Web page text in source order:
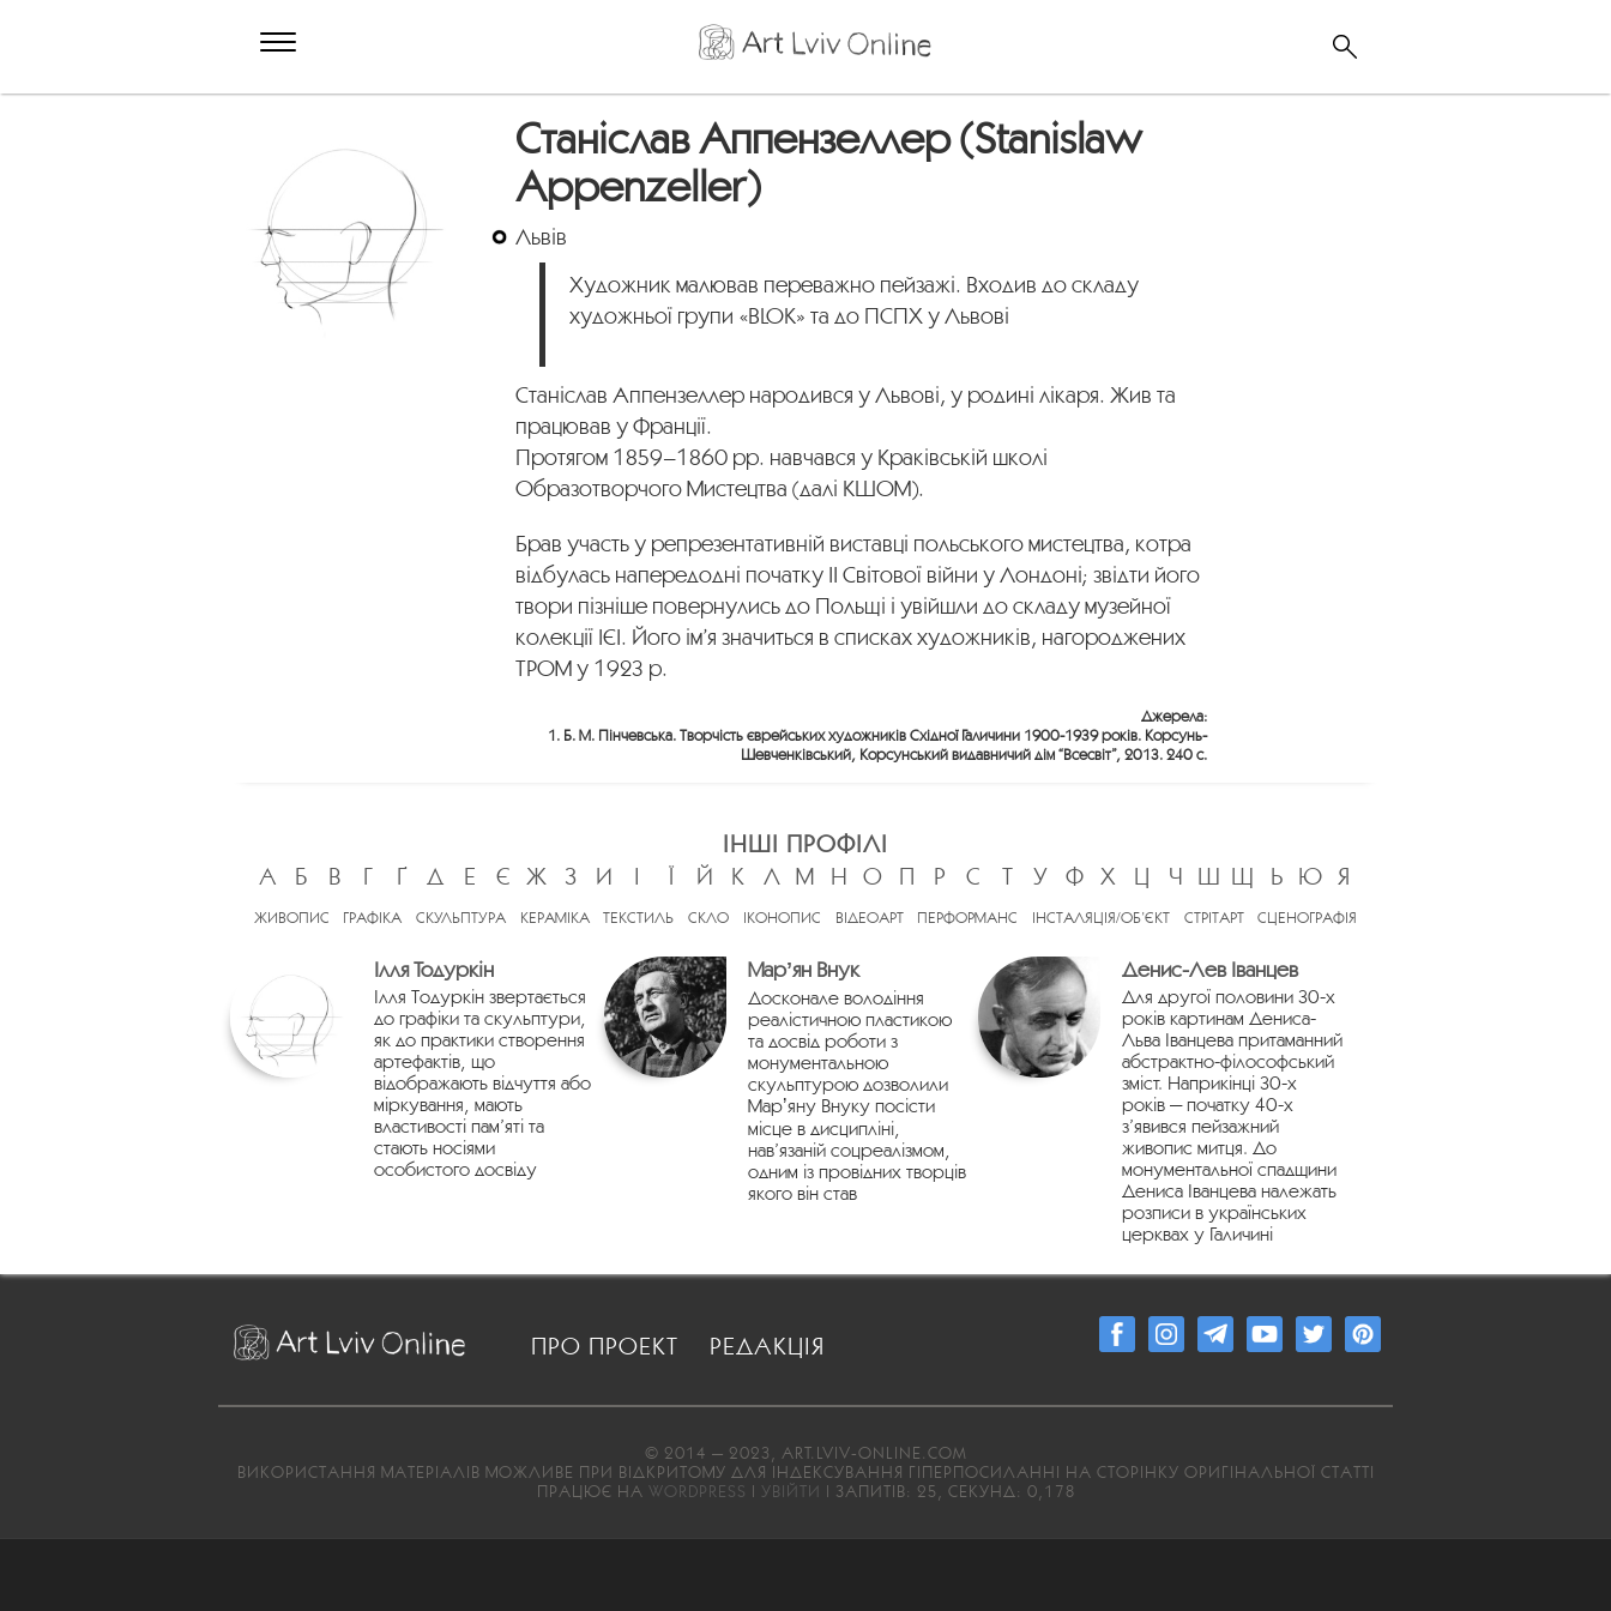
Станіслав Аппензеллер (Stanislaw
Appenzeller)
Львів
Художник малював переважно пейзажі. Входив до складу
художньої групи «BLOK» та до ПСПХ у Львові
Станіслав Аппензеллер народився у Львові, у родині лікаря. Жив та
працював у Франції.
Протягом 1859–1860 рр. навчався у Краківській школі
Образотворчого Мистецтва (далі КШОМ).
Брав участь у репрезентативній виставці польського мистецтва, котра
відбулась напередодні початку ІІ Світової війни у Лондоні; звідти його
твори пізніше повернулись до Польщі і увійшли до складу музейної
колекції ІЄІ. Його ім’я значиться в списках художників, нагороджених
ТРОМ у 1923 р.
Джерела:
1. Б. М. Пінчевська. Творчість єврейських художників Східної Галичини 1900-1939 років. Корсунь-
Шевченківський, Корсунський видавничий дім “Всесвіт”, 2013. 240 с.
ІНШІ ПРОФІЛІ
А
Б В Г Ґ Д Е Є Ж З И І Ї Й К Л М Н О П Р С Т У Ф Х Ц Ч Ш Щ Ь Ю Я
ЖИВОПИС ГРАФІКА СКУЛЬПТУРА КЕРАМІКА ТЕКСТИЛЬ СКЛО ІКОНОПИС ВІДЕОАРТ ПЕРФОРМАНС ІНСТАЛЯЦІЯ/ОБ’ЄКТ СТРІТАРТ СЦЕНОГРАФІЯ
Ілля Тодуркін
Ілля Тодуркін звертається
до графіки та скульптури,
як до практики створення
артефактів, що
відображають відчуття або
міркування, мають
властивості пам’яті та
стають носіями
особистого досвіду
Марʼян Внук
Досконале володіння
реалістичною пластикою
та досвід роботи з
монументальною
скульптурою дозволили
Марʼяну Внуку посісти
місце в дисципліні,
нав’язаній соцреалізмом,
одним із провідних творців
якого він став
Денис-Лев Іванцев
Для другої половини 30-х
років картинам Дениса-
Льва Іванцева притаманний
абстрактно-філософський
зміст. Наприкінці 30-х
років — початку 40-х
з’явився пейзажний
живопис митця. До
монументальної спадщини
Дениса Іванцева належать
розписи в українських
церквах у Галичині
ПРО ПРОЕКТ РЕДАКЦІЯ
© 2014 — 2023, ART.LVIV-ONLINE.COM
ВИКОРИСТАННЯ МАТЕРІАЛІВ МОЖЛИВЕ ПРИ ВІДКРИТОМУ ДЛЯ ІНДЕКСУВАННЯ ГІПЕРПОСИЛАННІ НА СТОРІНКУ ОРИГІНАЛЬНОЇ СТАТТІ
ПРАЦЮЄ НА WORDPRESS | УВІЙТИ | ЗАПИТІВ: 25, СЕКУНД: 0,178